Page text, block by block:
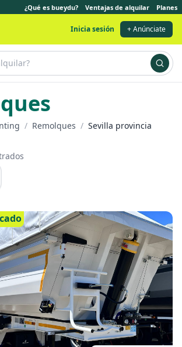
¿Qué es bueydu? Ventajas de alquilar Planes
Inicia sesión + Anúnciate
/ Remolques / Sevilla provincia